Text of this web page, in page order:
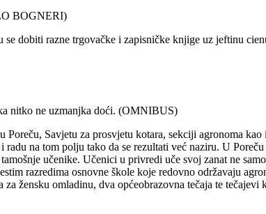
BOGNERI)
dobiti razne trgovačke i zapisničke knjige uz jeftinu
nitko ne uzmanjka doći. (OMNIBUS)
Savjetu za prosvjetu kotara, sekciji agronoma kao
na tom polju tako da se rezultati već naziru. U
učenike. Učenici u privredi uče svoj zanat ne
razredima osnovne škole koje redovno održavaju
žensku omladinu, dva općeobrazovna tečaja te tečajevi